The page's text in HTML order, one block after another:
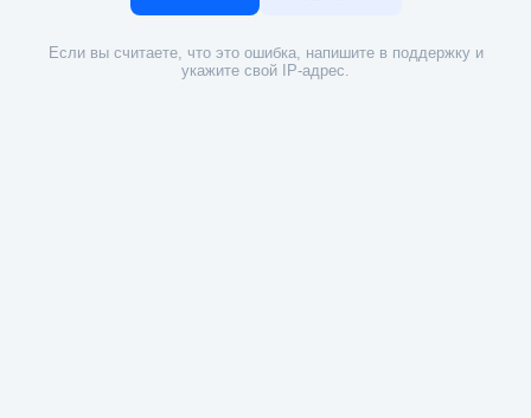
Если вы считаете, что это ошибка, напишите в поддержку и
укажите свой IP-адрес.